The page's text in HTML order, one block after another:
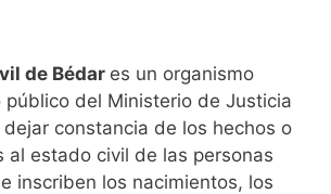
de Bédar es un organismo
del Ministerio de Justicia
constancia de los hechos o
al estado civil de las personas
inscriben los nacimientos, los